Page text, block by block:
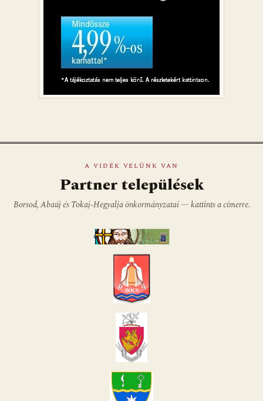
A VIDÉK VELÜNK VAN
Partner települések
Borsod, Abaúj és Tokaj-Hegyalja önkormányzatai — kattints a címerre.